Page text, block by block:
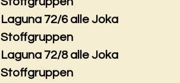
Laguna 72/6 alle Joka
Stoffgruppen
Laguna 72/8 alle Joka
Stoffgruppen